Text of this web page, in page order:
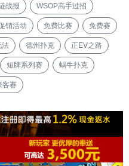
战报 WSOP高手过招
销活动 免费比赛 免费赛
法 德州扑克 正EV之路
短牌系列赛 蜗牛扑克
客赛